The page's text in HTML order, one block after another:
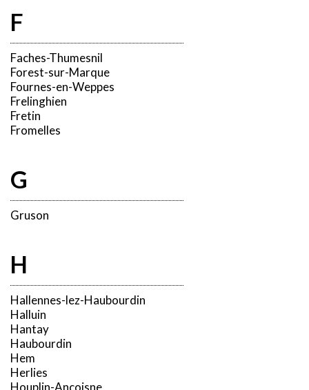
F
Faches-Thumesnil
Forest-sur-Marque
Fournes-en-Weppes
Frelinghien
Fretin
Fromelles
G
Gruson
H
Hallennes-lez-Haubourdin
Halluin
Hantay
Haubourdin
Hem
Herlies
Houplin-Ancoisne